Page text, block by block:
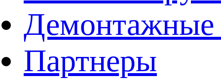
Демонтажные
Партнеры